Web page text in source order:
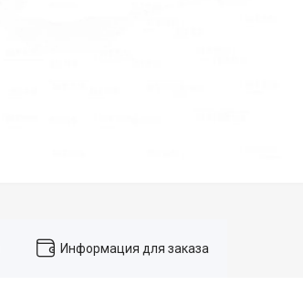
Информация для заказа